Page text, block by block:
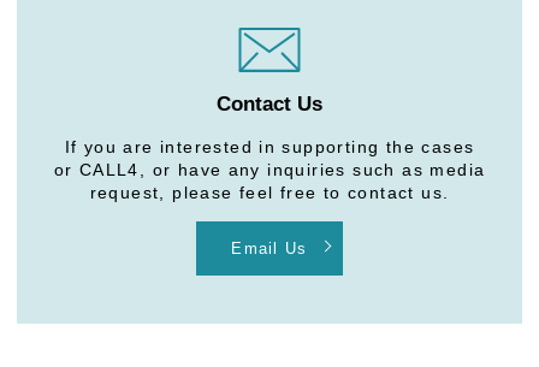
Contact Us
If you are interested in supporting the cases
or CALL4, or have any inquiries such as media
request, please feel free to contact us.
Email Us